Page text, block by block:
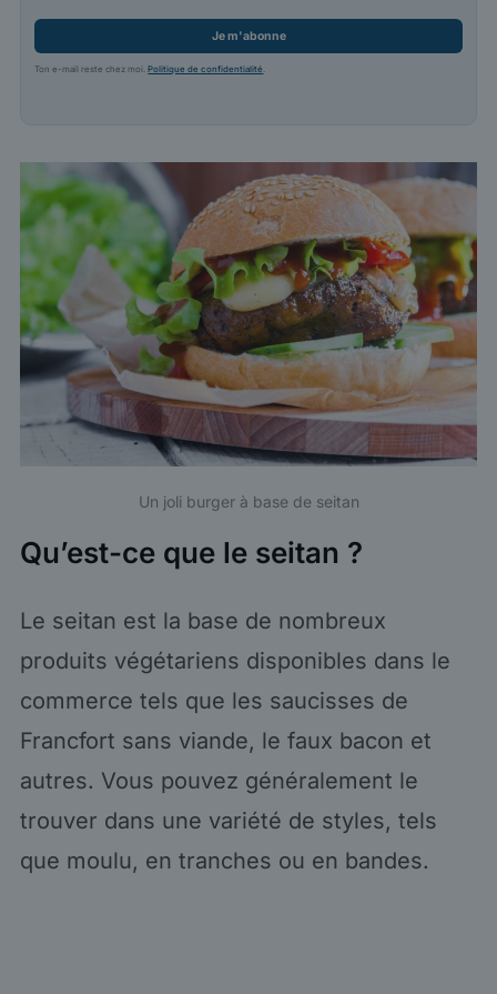
Je m'abonne
Ton e-mail reste chez moi.Politique de confidentialité .
Un joli burger à base de seitan
Qu’est-ce que le seitan ?
Le seitan est la base de nombreux
produits végétariens disponibles dans le
commerce tels que les saucisses de
Francfort sans viande, le faux bacon et
autres. Vous pouvez généralement le
trouver dans une variété de styles, tels
que moulu, en tranches ou en bandes.